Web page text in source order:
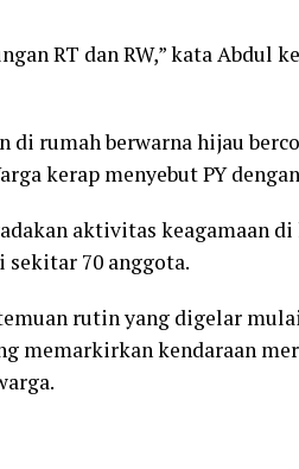
RT dan RW,” kata Abdul
di rumah berwarna hijau
kerap menyebut PY
aktivitas keagamaan
70 anggota.
rutin yang digelar
memarkirkan kendaraan